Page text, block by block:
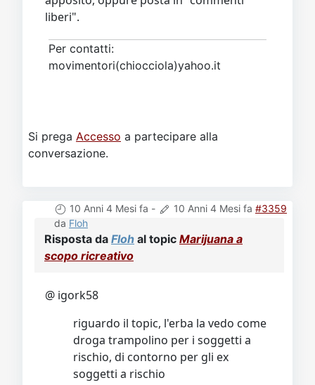
liberi".
Per contatti:
movimentori(chiocciola)yahoo.it
Si prega Accesso a partecipare alla
conversazione.
10 Anni 4 Mesi fa - 10 Anni 4 Mesi fa #3359
da Floh
Risposta da Floh al topic Marijuana a
scopo ricreativo
@ igork58
riguardo il topic, l'erba la vedo come
droga trampolino per i soggetti a
rischio, di contorno per gli ex
soggetti a rischio